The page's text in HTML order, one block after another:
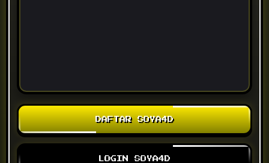
DAFTAR SOYA4D
LOGIN SOYA4D